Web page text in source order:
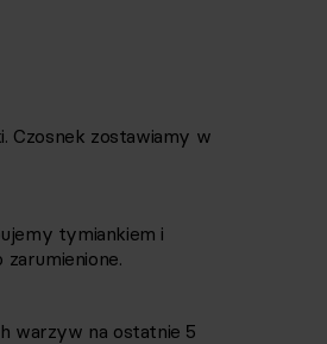
Czosnek zostawiamy w
tymiankiem i
warzyw na ostatnie 5